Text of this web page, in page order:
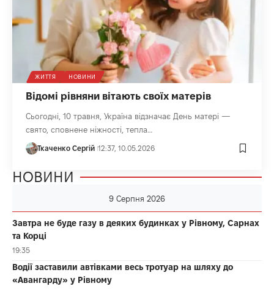
ЖИТТЯ НОВИНИ
Відомі рівняни вітають своїх матерів
Сьогодні, 10 травня, Україна відзначає День матері —
свято, сповнене ніжності, тепла…
Ткаченко Сергій 12:37, 10.05.2026
НОВИНИ
9 Серпня 2026
Завтра не буде газу в деяких будинках у Рівному, Сарнах
та Корці
19:35
Водії заставили автівками весь тротуар на шляху до
«Авангарду» у Рівному